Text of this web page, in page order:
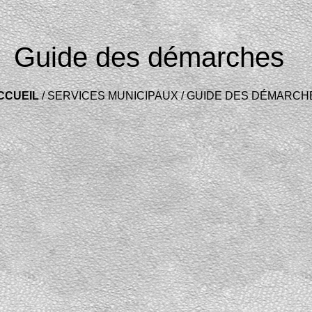
Guide des démarches
/SERVICES MUNICIPAUX/GUIDE DES